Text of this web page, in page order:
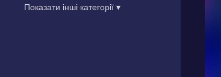
Показати інші категорії ▾